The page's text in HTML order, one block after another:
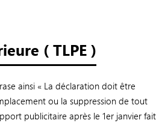
( TLPE )
ainsi « La déclaration doit être
ou la suppression de tout
publicitaire après le 1er janvier fait